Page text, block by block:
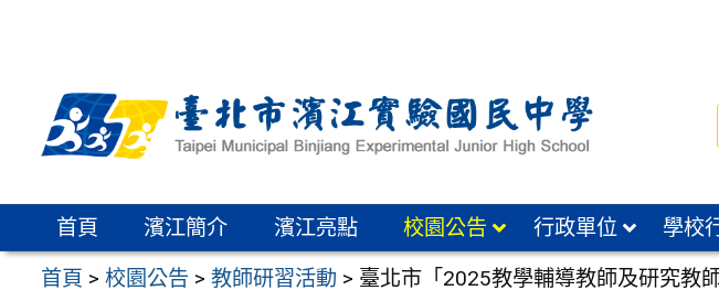
區
首頁 濱江簡介 濱江亮點 校園公告 行政單位 學校
首頁 >校園公告 >教師研習活動 > 臺北市「2025教學輔導教師及研究教